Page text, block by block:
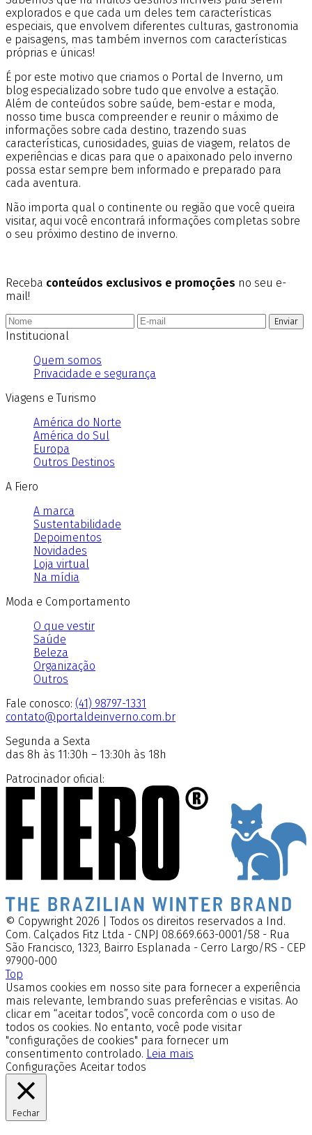
explorados e que cada um deles tem características
especiais, que envolvem diferentes culturas, gastronomia
e paisagens, mas também invernos com características
próprias e únicas!
É por este motivo que criamos o Portal de Inverno, um
blog especializado sobre tudo que envolve a estação.
Além de conteúdos sobre saúde, bem-estar e moda,
nosso time busca compreender e reunir o máximo de
informações sobre cada destino, trazendo suas
características, curiosidades, guias de viagem, relatos de
experiências e dicas para que o apaixonado pelo inverno
possa estar sempre bem informado e preparado para
cada aventura.
Não importa qual o continente ou região que você queira
visitar, aqui você encontrará informações completas sobre
o seu próximo destino de inverno.
Receba conteúdos exclusivos e promoções no seu e-
mail!
Enviar
Institucional
Quem somos
Privacidade e segurança
Viagens e Turismo
América do Norte
América do Sul
Europa
Outros Destinos
A Fiero
A marca
Sustentabilidade
Depoimentos
Novidades
Loja virtual
Na mídia
Moda e Comportamento
O que vestir
Saúde
Beleza
Organização
Outros
Fale conosco: (41) 98797-1331
contato@portaldeinverno.com.br
Segunda a Sexta
das 8h às 11:30h – 13:30h às 18h
Patrocinador oficial:
© Copywright 2026 | Todos os direitos reservados a Ind.
Com. Calçados Fitz Ltda - CNPJ 08.669.663-0001/58 - Rua
São Francisco, 1323, Bairro Esplanada - Cerro Largo/RS - CEP
97900-000
Top
Usamos cookies em nosso site para fornecer a experiência
mais relevante, lembrando suas preferências e visitas. Ao
clicar em “aceitar todos”, você concorda com o uso de
todos os cookies. No entanto, você pode visitar
"configurações de cookies" para fornecer um
consentimento controlado. Leia mais
Configurações Aceitar todos
Fechar